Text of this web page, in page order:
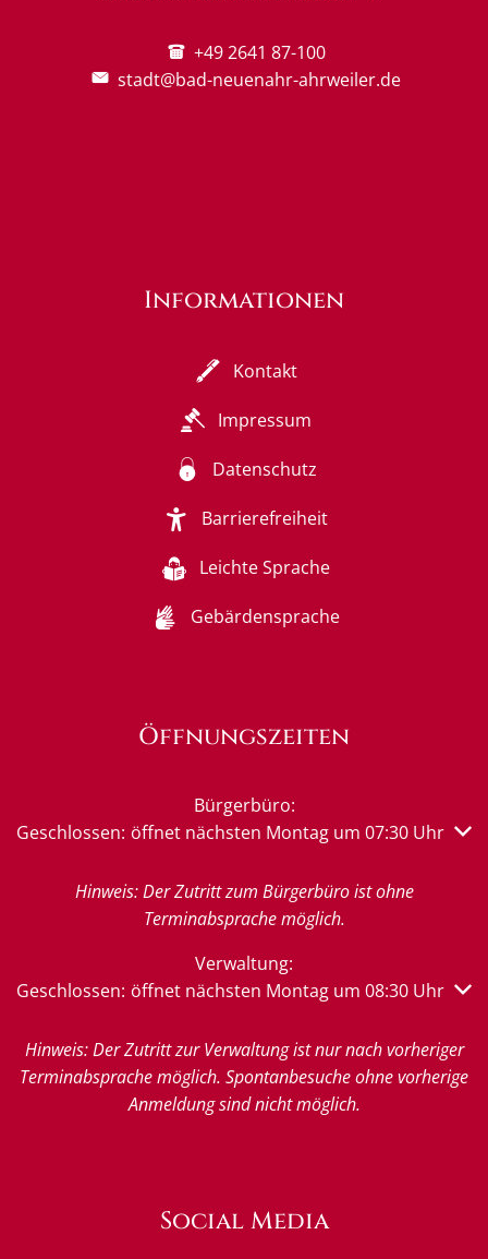
+49 2641 87-100
stadt@bad-neuenahr-ahrweiler.de
Informationen
Kontakt
Impressum
Datenschutz
Barrierefreiheit
Leichte Sprache
Gebärdensprache
Öffnungszeiten
Bürgerbüro:
Klicken, um weitere Öffnungs- oder Schließzeiten
Geschlossen: öffnet nächsten Montag um 07:30 Uhr
Hinweis: Der Zutritt zum Bürgerbüro ist ohne
Terminabsprache möglich.
Verwaltung:
Klicken, um weitere Öffnungs- oder Schließzeiten
Geschlossen: öffnet nächsten Montag um 08:30 Uhr
Hinweis: Der Zutritt zur Verwaltung ist nur nach vorheriger
Terminabsprache möglich. Spontanbesuche ohne vorherige
Anmeldung sind nicht möglich.
Social Media